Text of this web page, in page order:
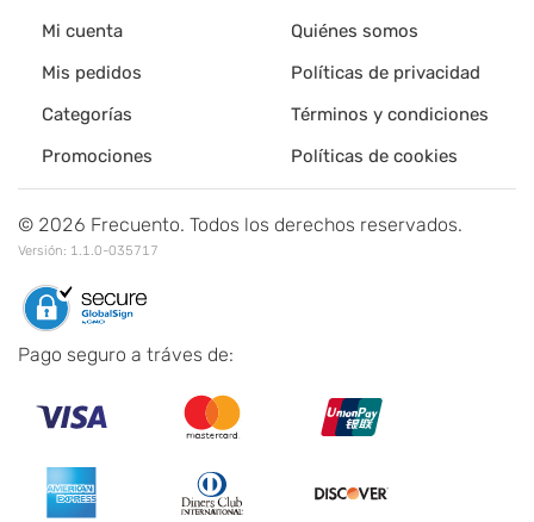
Mi cuenta
Mis pedidos
Categorías
Promociones
Quiénes somos
Políticas de privacidad
Términos y condiciones
Políticas de cookies
© 2026 Frecuento. Todos los derechos reservados.
Versión: 1.1.0-035717
Pago seguro a tráves de: